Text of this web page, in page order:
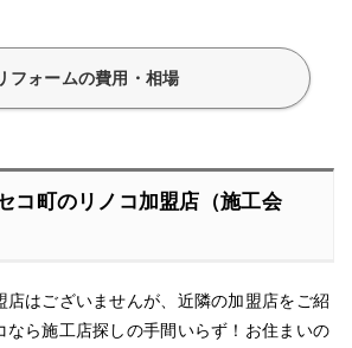
フォームの費用・相場
コ町のリノコ加盟店（施工会
店はございませんが、近隣の加盟店をご紹
なら施工店探しの手間いらず！お住まいの